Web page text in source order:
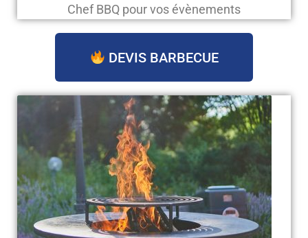
Chef BBQ pour vos évènements
DEVIS BARBECUE